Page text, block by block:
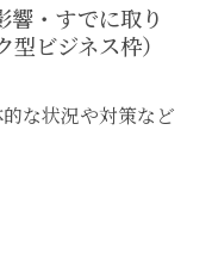
響・すでに取り
ビジネス枠）
な状況や対策など